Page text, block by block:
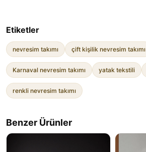
Etiketler
nevresim takımı çift kişilik nevresim takımı
Karnaval nevresim takımı yatak tekstili
renkli nevresim takımı
Benzer Ürünler